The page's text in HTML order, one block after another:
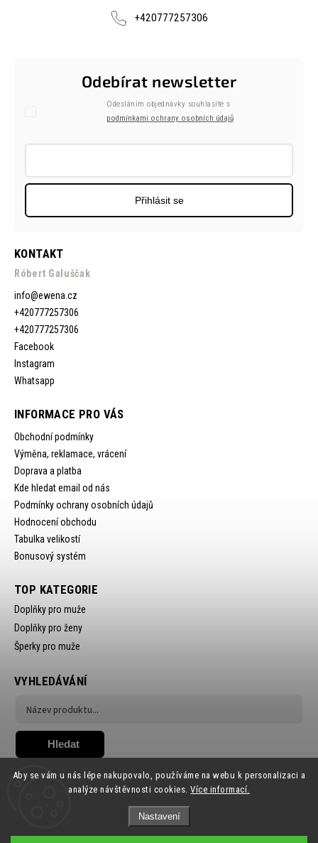
Aby se vám u nás lépe nakupovalo, používáme na webu k personalizaci a
analýze návštěvnosti cookies.Více informací.
Nastavení
+420777257306
KONTAKT
Róbert Galuščak
info@ewena.cz
+420777257306
+420777257306
Facebook
Instagram
Whatsapp
INFORMACE PRO VÁS
Obchodní podmínky
Výměna, reklamace, vrácení
Doprava a platba
Kde hledat email od nás
Podmínky ochrany osobních údajů
Hodnocení obchodu
Tabulka velikostí
Bonusový systém
Odebírat newsletter
Odesláním objednávky souhlasíte s
podmínkami ochrany osobních údajů
Přihlásit se
TOP KATEGORIE
Doplňky pro muže
Doplňky pro ženy
Šperky pro muže
VYHLEDÁVÁNÍ
Hledat